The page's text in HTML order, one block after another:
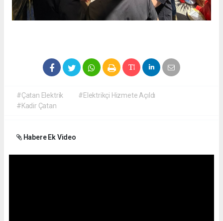
#Çatan Elektrik
#Elektrikçi Hizmete Açıldı
#Kadir Çatan
Habere Ek Video